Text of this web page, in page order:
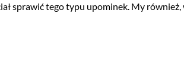
sprawić tego typu upominek. My również,